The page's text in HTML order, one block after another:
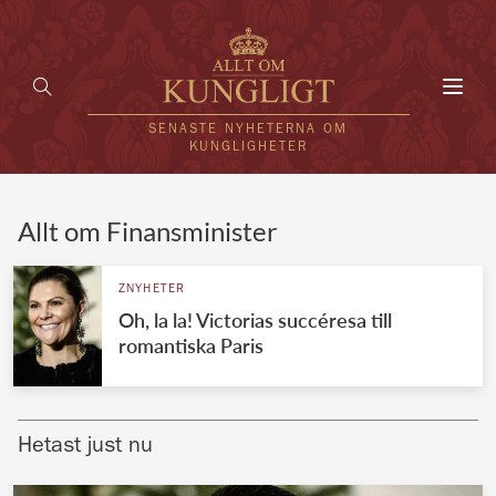
SENASTE NYHETERNA OM
KUNGLIGHETER
UTLÄNDSKT
VÄRLDENS KUNGAHUS
Brittiska kungahuset
Allt om Finansminister
ZNYHETER
Oh, la la! Victorias succéresa till
romantiska Paris
Hetast just nu